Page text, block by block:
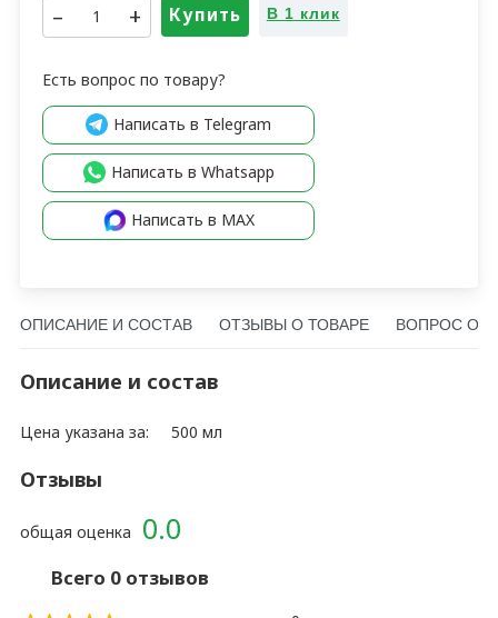
– + Купить В 1 клик
Есть вопрос по товару?
Написать в Telegram
Написать в Whatsapp
Написать в MAX
ОПИСАНИЕ И СОСТАВ ОТЗЫВЫ О ТОВАРЕ ВОПРОС О
Описание и состав
Цена указана за: 500 мл
Отзывы
0.0
общая оценка
Всего 0 отзывов